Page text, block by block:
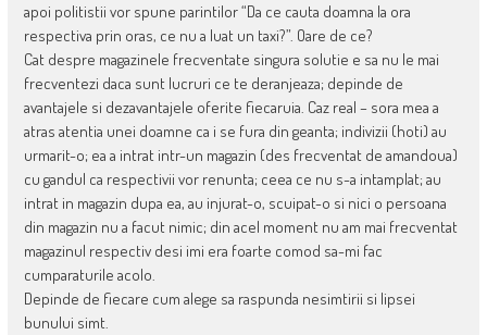
apoi politistii vor spune parintilor “Da ce cauta doamna la ora
respectiva prin oras, ce nu a luat un taxi?”. Oare de ce?
Cat despre magazinele frecventate singura solutie e sa nu le mai
frecventezi daca sunt lucruri ce te deranjeaza; depinde de
avantajele si dezavantajele oferite fiecaruia. Caz real – sora mea a
atras atentia unei doamne ca i se fura din geanta; indivizii (hoti) au
urmarit-o; ea a intrat intr-un magazin (des frecventat de amandoua)
cu gandul ca respectivii vor renunta; ceea ce nu s-a intamplat; au
intrat in magazin dupa ea, au injurat-o, scuipat-o si nici o persoana
din magazin nu a facut nimic; din acel moment nu am mai frecventat
magazinul respectiv desi imi era foarte comod sa-mi fac
cumparaturile acolo.
Depinde de fiecare cum alege sa raspunda nesimtirii si lipsei
bunului simt.